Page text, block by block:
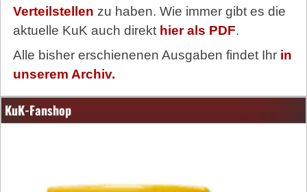
Verteilstellen zu haben. Wie immer gibt es die
aktuelle KuK auch direkt hier als PDF.
Alle bisher erschienenen Ausgaben findet Ihr in
unserem Archiv.
KuK-Fanshop